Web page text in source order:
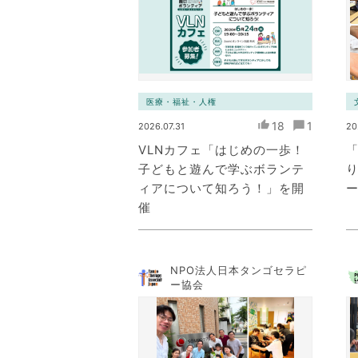
医療・福祉・人権
2026.07.31 18 1
VLNカフェ「はじめの一歩！
子どもと遊んで学ぶボランテ
ィアについて知ろう！」を開
催
NPO法人日本タンゴセラピ
ー協会